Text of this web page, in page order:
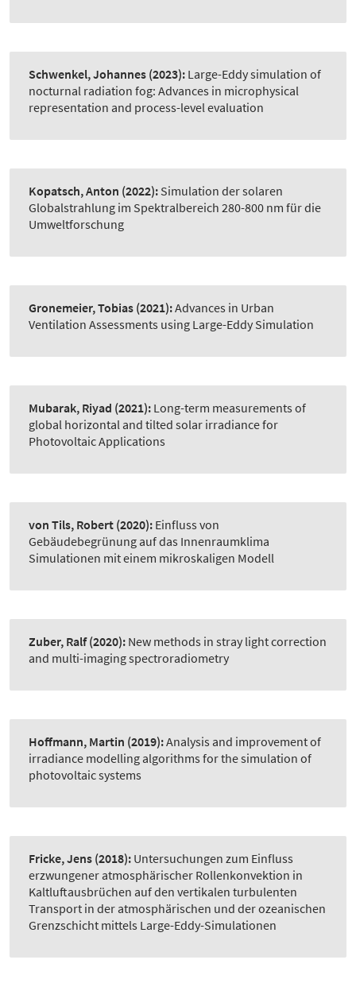
Schwenkel, Johannes (2023): Large-Eddy simulation of
nocturnal radiation fog: Advances in microphysical
representation and process-level evaluation
Kopatsch, Anton (2022): Simulation der solaren
Globalstrahlung im Spektralbereich 280-800 nm für die
Umweltforschung
Gronemeier, Tobias (2021):Advances in Urban
Ventilation Assessments using Large-Eddy Simulation
Mubarak, Riyad (2021): Long-term measurements of
global horizontal and tilted solar irradiance for
Photovoltaic Applications
von Tils, Robert (2020): Einfluss von
Gebäudebegrünung auf das Innenraumklima
Simulationen mit einem mikroskaligen Modell
Zuber, Ralf (2020): New methods in stray light correction
and multi-imaging spectroradiometry
Hoffmann, Martin (2019):Analysis and improvement of
irradiance modelling algorithms for the simulation of
photovoltaic systems
Fricke, Jens (2018): Untersuchungen zum Einfluss
erzwungener atmosphärischer Rollenkonvektion in
Kaltluftausbrüchen auf den vertikalen turbulenten
Transport in der atmosphärischen und der ozeanischen
Grenzschicht mittels Large-Eddy-Simulationen